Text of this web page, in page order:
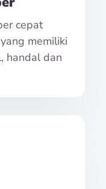
cepat
memiliki
handal dan